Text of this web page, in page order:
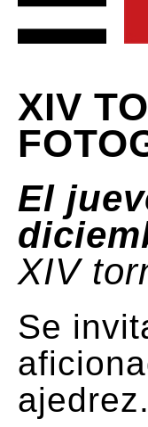
XIV
El
XIV
Se
ajedrez.